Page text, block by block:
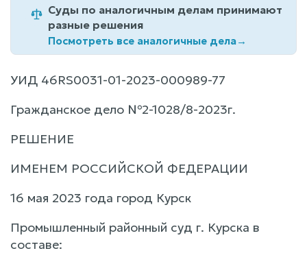
Суды по аналогичным делам принимают
разные решения
Посмотреть все аналогичные дела→
УИД 46RS0031-01-2023-000989-77
Гражданское дело №2-1028/8-2023г.
РЕШЕНИЕ
ИМЕНЕМ РОССИЙСКОЙ ФЕДЕРАЦИИ
16 мая 2023 года город Курск
Промышленный районный суд г. Курска в
составе: